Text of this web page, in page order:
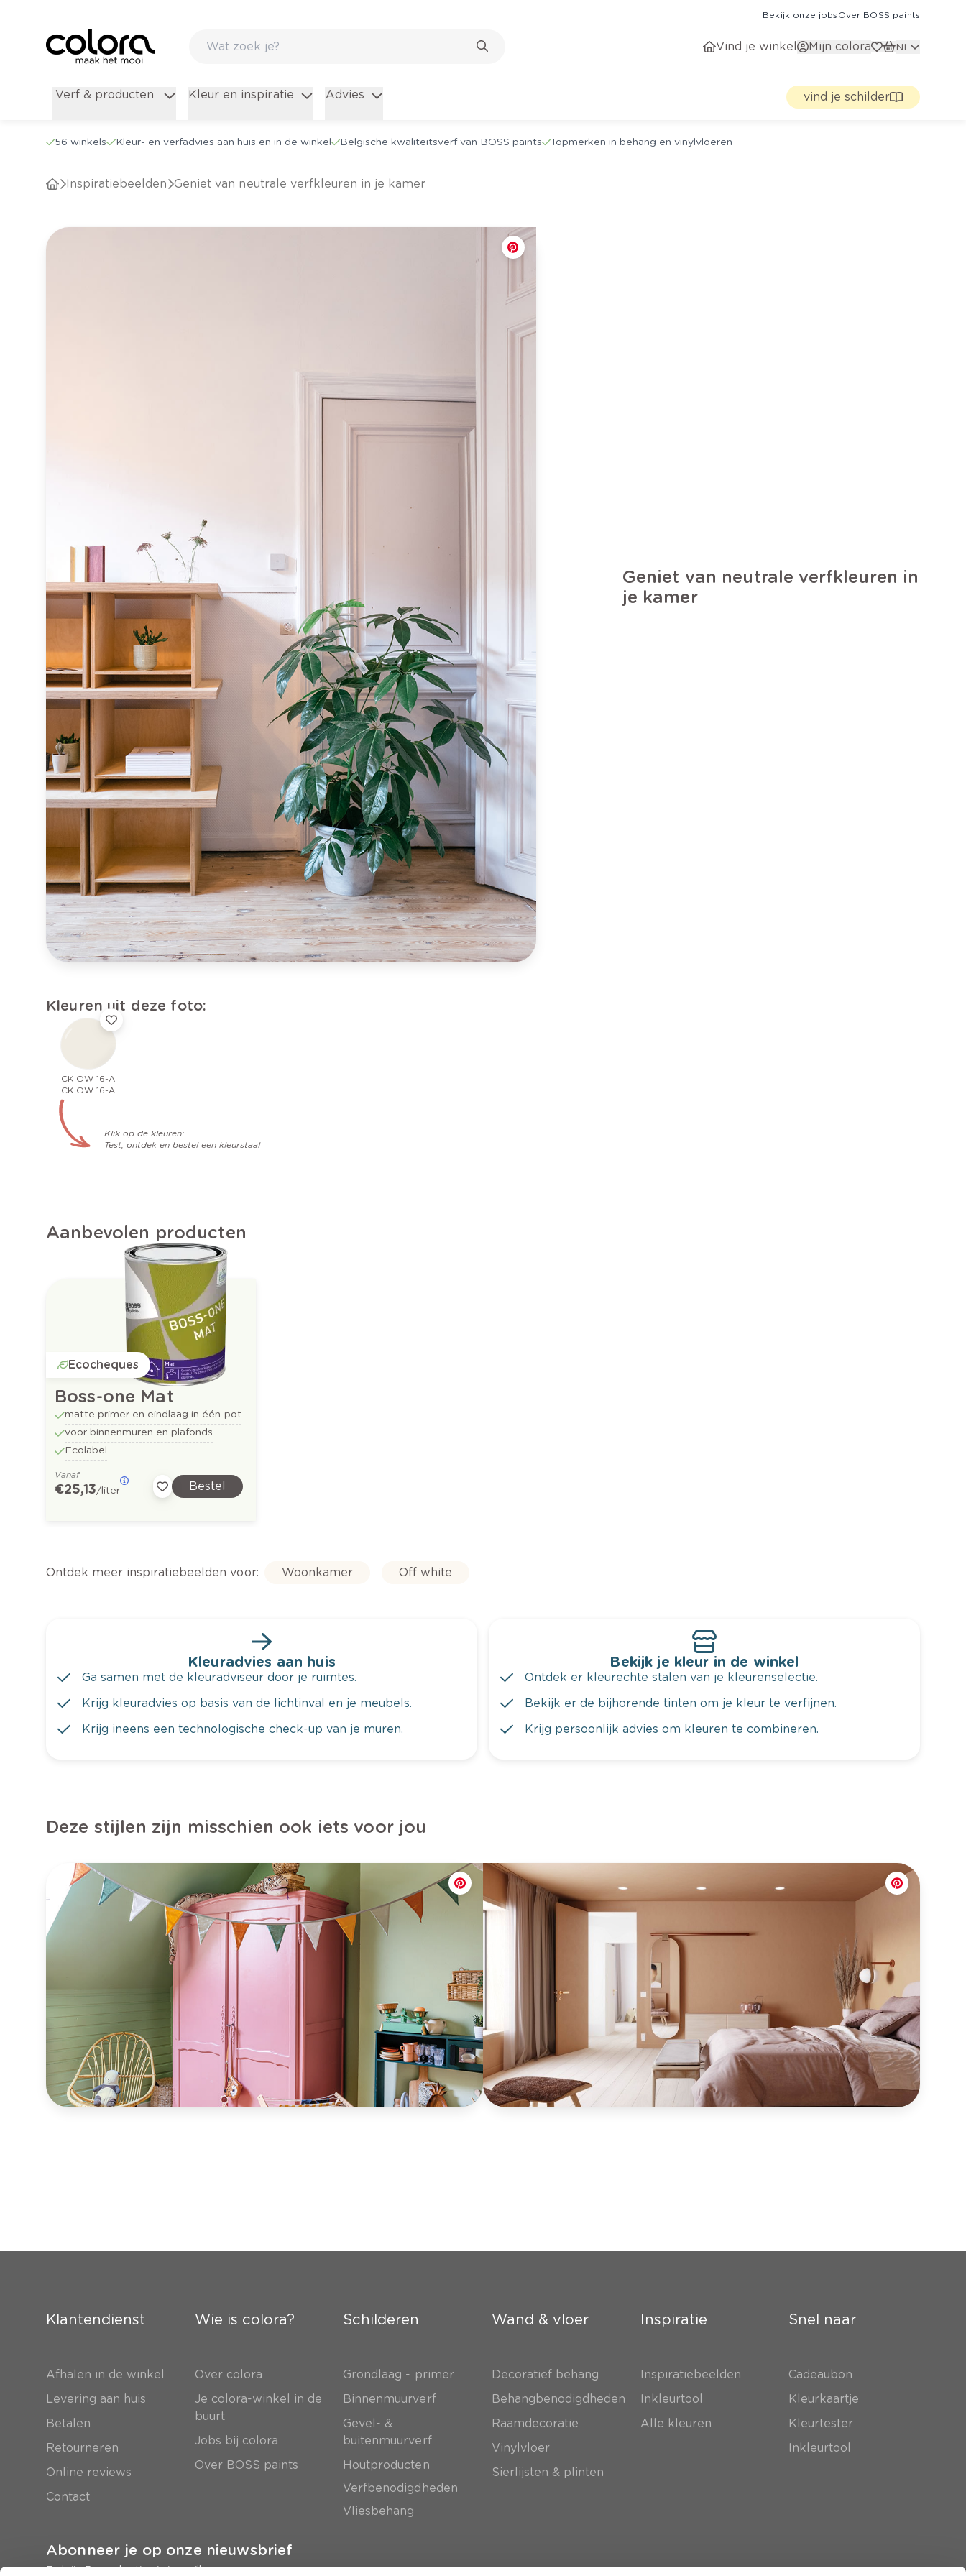
Bekijk onze jobs Over BOSS paints
Vind je winkel Mijn colora NL
Verf & producten Kleur en inspiratie Advies vind je schilder
56 winkels Kleur- en verfadvies aan huis en in de winkel Belgische kwaliteitsverf van BOSS paints Topmerken in behang en vinylvloeren
Inspiratiebeelden Geniet van neutrale verfkleuren in je kamer
Geniet van neutrale verfkleuren in
je kamer
Kleuren uit deze foto:
CK OW 16-A
CK OW 16-A
Klik op de kleuren:
Test, ontdek en bestel een kleurstaal
Aanbevolen producten
Ecocheques
Boss-one Mat
matte primer en eindlaag in één pot
voor binnenmuren en plafonds
Ecolabel
Vanaf
€ 25,13/liter Bestel
Ontdek meer inspiratiebeelden voor: Woonkamer Off white
Kleuradvies aan huis
Ga samen met de kleuradviseur door je ruimtes.
Krijg kleuradvies op basis van de lichtinval en je meubels.
Krijg ineens een technologische check-up van je muren.
Bekijk je kleur in de winkel
Ontdek er kleurechte stalen van je kleurenselectie.
Bekijk er de bijhorende tinten om je kleur te verfijnen.
Krijg persoonlijk advies om kleuren te combineren.
Deze stijlen zijn misschien ook iets voor jou
Klantendienst
Afhalen in de winkel
Levering aan huis
Betalen
Retourneren
Online reviews
Contact
Wie is colora?
Over colora
Je colora-winkel in de
buurt
Jobs bij colora
Over BOSS paints
Schilderen
Grondlaag - primer
Binnenmuurverf
Gevel- &
buitenmuurverf
Houtproducten
Verfbenodigdheden
Vliesbehang
Wand & vloer
Decoratief behang
Behangbenodigdheden
Raamdecoratie
Vinylvloer
Sierlijsten & plinten
Inspiratie
Inspiratiebeelden
Inkleurtool
Alle kleuren
Snel naar
Cadeaubon
Kleurkaartje
Kleurtester
Inkleurtool
Abonneer je op onze nieuwsbrief
En krijg 5 euro korting in je mailbox